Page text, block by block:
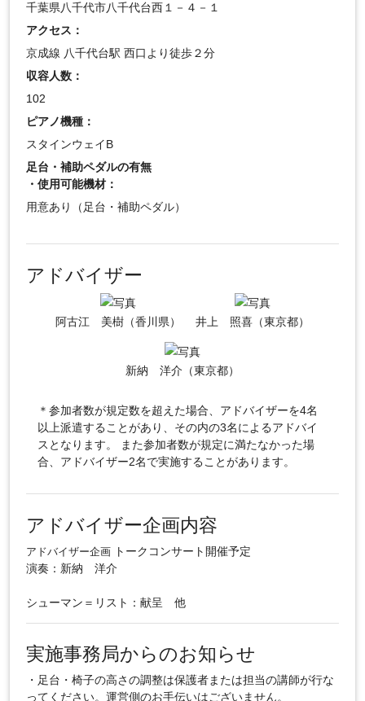
千葉県八千代市八千代台西１－４－１
アクセス：
京成線 八千代台駅 西口より徒歩２分
収容人数：
102
ピアノ機種：
スタインウェイB
足台・補助ペダルの有無
・使用可能機材：
用意あり（足台・補助ペダル）
アドバイザー
阿古江 美樹（香川県） 井上 照喜（東京都）
新納 洋介（東京都）
＊参加者数が規定数を超えた場合、アドバイザーを4名
以上派遣することがあり、その内の3名によるアドバイ
スとなります。 また参加者数が規定に満たなかった場
合、アドバイザー2名で実施することがあります。
アドバイザー企画内容
アドバイザー企画トークコンサート開催予定
演奏：新納 洋介
シューマン＝リスト：献呈 他
実施事務局からのお知らせ
・足台・椅子の高さの調整は保護者または担当の講師が行な
ってください。運営側のお手伝いはございません。